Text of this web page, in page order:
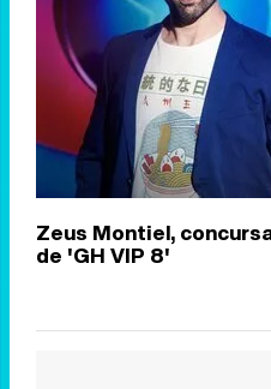
Zeus Montiel,
de 'GH VIP 8'